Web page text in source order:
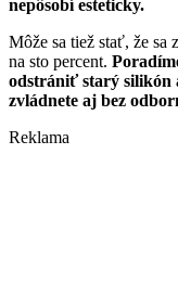
nepôsobí esteticky.
Môže sa tiež stať, že sa
na sto percent.
odstrániť starý silikón
zvládnete aj bez
Reklama